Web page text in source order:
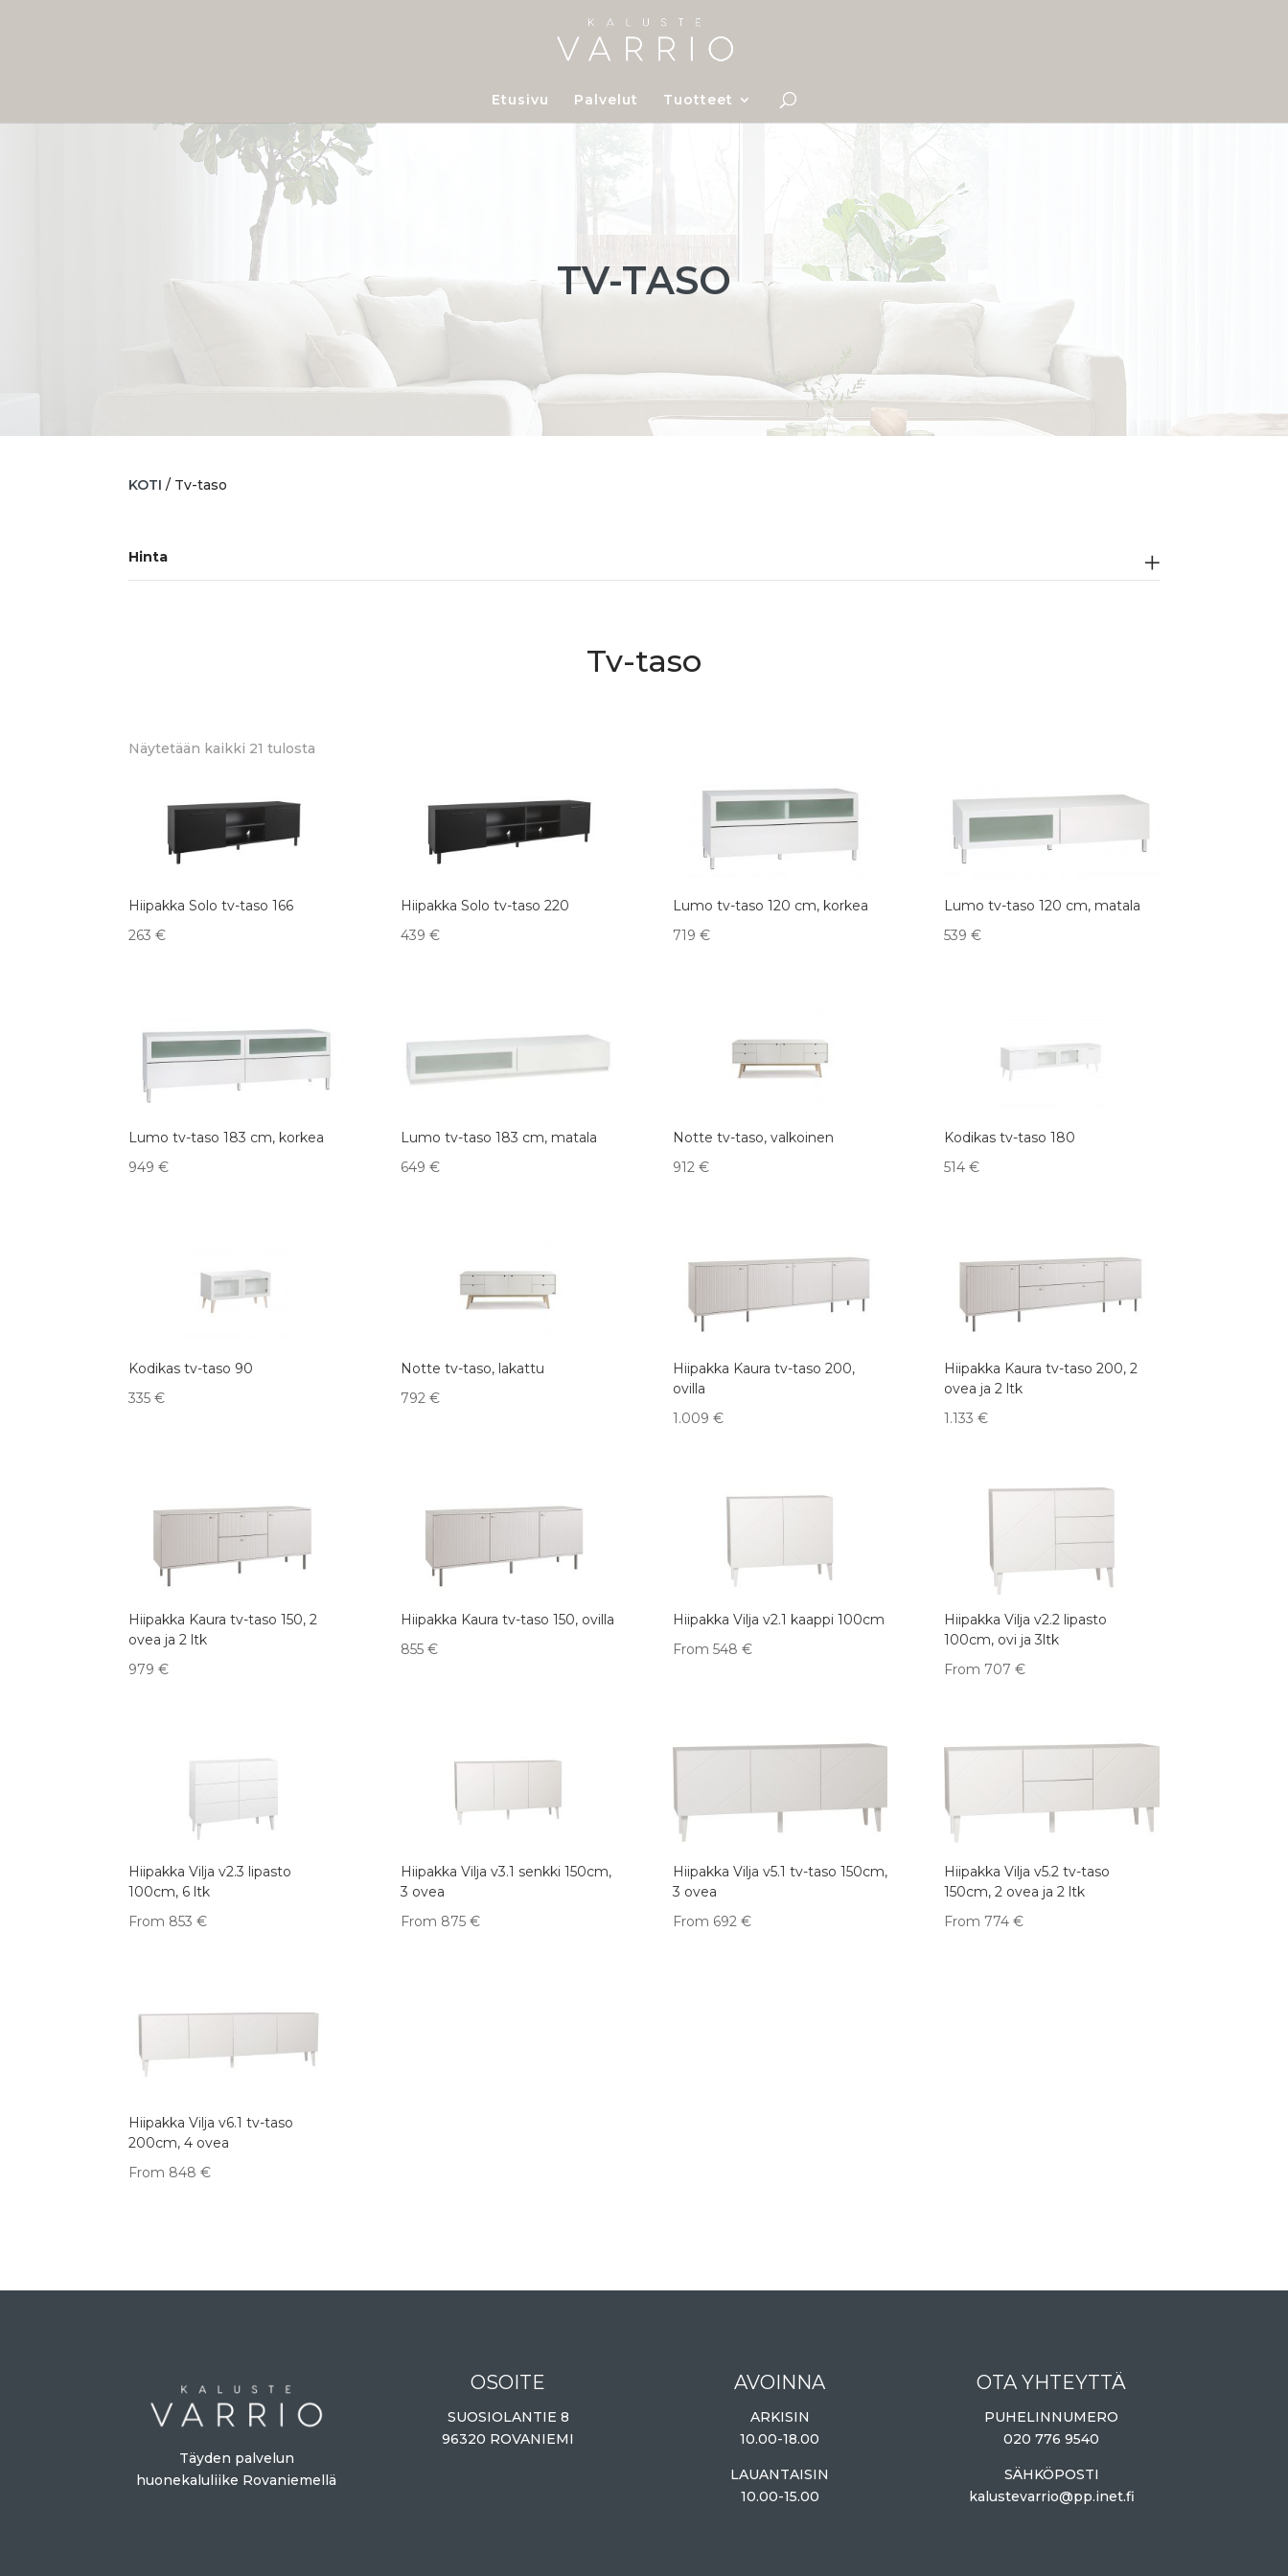
Etusivu Palvelut Tuotteet
TV-TASO
KOTI / Tv-taso
Hinta
Tv-taso
Näytetään kaikki 21 tulosta
Hiipakka Solo tv-taso 166
263€
Hiipakka Solo tv-taso 220
439 €
Lumo tv-taso 120 cm, korkea
719 €
Lumo tv-taso 120 cm, matala
539€
Lumo tv-taso 183 cm, korkea
949€
Lumo tv-taso 183 cm, matala
649 €
Notte tv-taso, valkoinen
912 €
Kodikas tv-taso 180
514€
Kodikas tv-taso 90
335€
Notte tv-taso, lakattu
792 €
Hiipakka Kaura tv-taso 200,
ovilla
1.009 €
Hiipakka Kaura tv-taso 200, 2
ovea ja 2 ltk
1.133€
Hiipakka Kaura tv-taso 150, 2
ovea ja 2 ltk
979€
Hiipakka Kaura tv-taso 150, ovilla
855 €
Hiipakka Vilja v2.1 kaappi 100cm
From 548 €
Hiipakka Vilja v2.2 lipasto
100cm, ovi ja 3ltk
From 707€
Hiipakka Vilja v2.3 lipasto
100cm, 6 ltk
From 853€
Hiipakka Vilja v3.1 senkki 150cm,
3 ovea
From 875 €
Hiipakka Vilja v5.1 tv-taso 150cm,
3 ovea
From 692 €
Hiipakka Vilja v5.2 tv-taso
150cm, 2 ovea ja 2 ltk
From 774€
Hiipakka Vilja v6.1 tv-taso
200cm, 4 ovea
From 848€
Täyden palvelun
huonekaluliike Rovaniemellä
OSOITE
SUOSIOLANTIE 8
96320 ROVANIEMI
AVOINNA
ARKISIN
10.00-18.00
LAUANTAISIN
10.00-15.00
OTA YHTEYTTÄ
PUHELINNUMERO
020 776 9540
SÄHKÖPOSTI
kalustevarrio@pp.inet.fi